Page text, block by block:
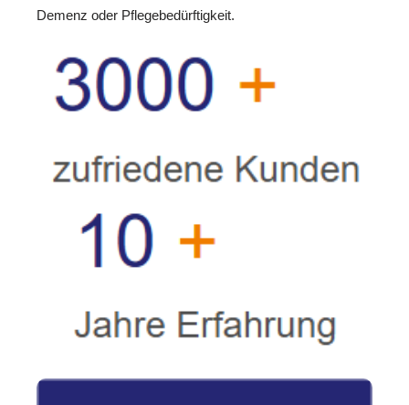
Demenz oder Pflegebedürftigkeit.